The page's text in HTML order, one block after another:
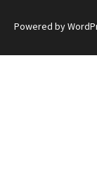
Powered by